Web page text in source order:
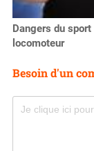
Dangers du sport
locomoteur
Besoin d'un